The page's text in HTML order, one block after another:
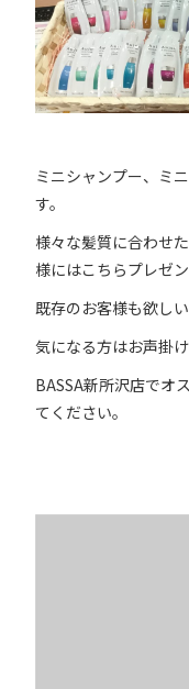
ミニシャンプー、ミ
す。
様々な髪質に合わせ
様にはこちらプレゼ
既存のお客様も欲し
気になる方はお声掛
BASSA新所沢店でオ
てください。